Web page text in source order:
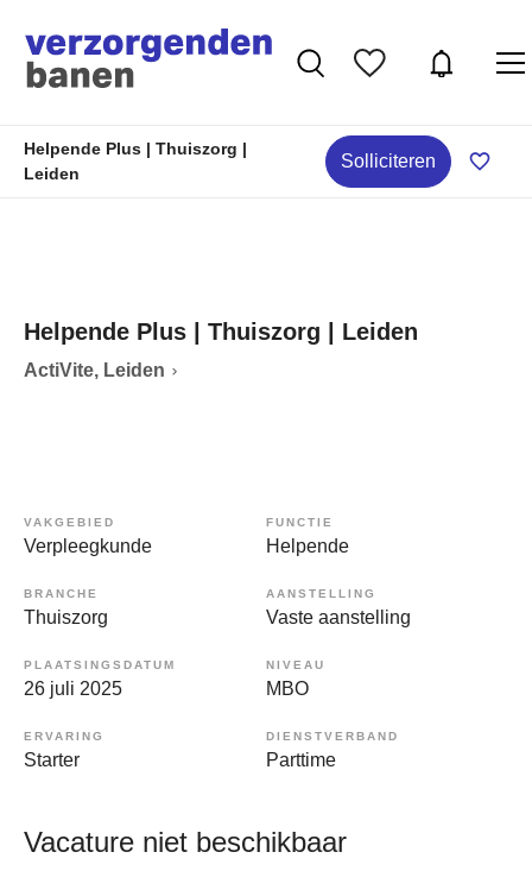
Helpende Plus | Thuiszorg |
Leiden
Solliciteren
Helpende Plus | Thuiszorg | Leiden
ActiVite, Leiden
VAKGEBIED
Verpleegkunde
FUNCTIE
Helpende
BRANCHE
Thuiszorg
AANSTELLING
Vaste aanstelling
PLAATSINGSDATUM
26 juli 2025
NIVEAU
MBO
ERVARING
Starter
DIENSTVERBAND
Parttime
Vacature niet beschikbaar